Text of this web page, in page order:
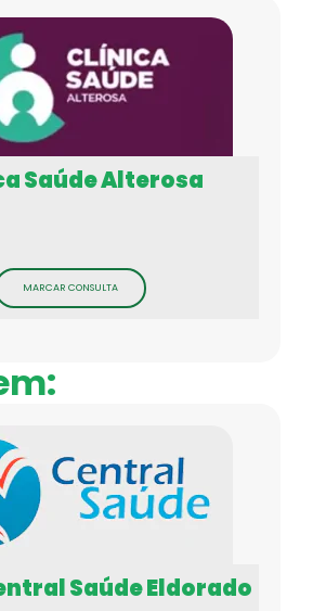
Saúde Alterosa
MARCAR CONSULTA
Saúde Eldorado